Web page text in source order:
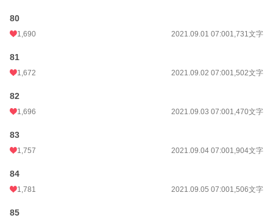
80
1,690 2021.09.01 07:001,731文字
81
1,672 2021.09.02 07:001,502文字
82
1,696 2021.09.03 07:001,470文字
83
1,757 2021.09.04 07:001,904文字
84
1,781 2021.09.05 07:001,506文字
85